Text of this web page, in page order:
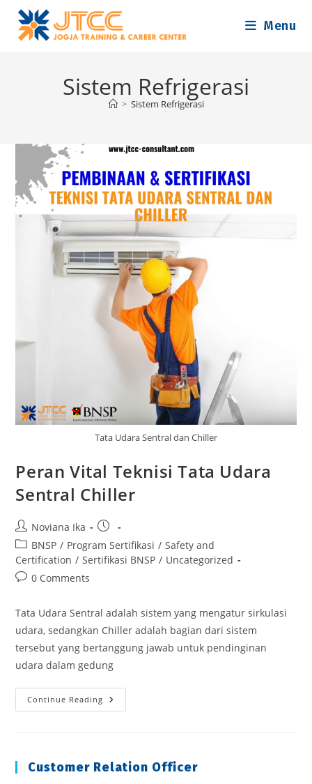
content
Menu
Sistem Refrigerasi
> Sistem Refrigerasi
Tata Udara Sentral dan Chiller
Peran Vital Teknisi Tata Udara
Sentral Chiller
Post
author:
Noviana Ika
Post
published:
Post
category:
BNSP / Program Sertifikasi / Safety and
Certification / Sertifikasi BNSP / Uncategorized
Post0 Comments
Tata Udara Sentral adalah sistem yang mengatur sirkulasi
udara, sedangkan Chiller adalah bagian dari sistem
tersebut yang bertanggung jawab untuk pendinginan
udara dalam gedung
Continue Reading Peran
Vital
Customer Relation Officer